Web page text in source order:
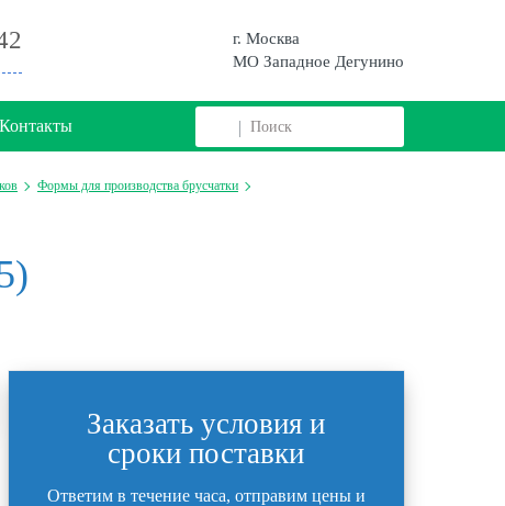
г. Москва
МО Западное Дегунино
Контакты
Формы для производства брусчатки
Заказать условия и
сроки поставки
Ответим в течение часа, отправим цены и